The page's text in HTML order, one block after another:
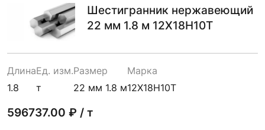
Шестигранник нержавеющий
22 мм 1.8 м 12Х18Н10Т
Длина
1.8
Ед. изм.
т
Размер
22 мм 1.8 м
Марка
12Х18Н10Т
596737.00 ₽ / т